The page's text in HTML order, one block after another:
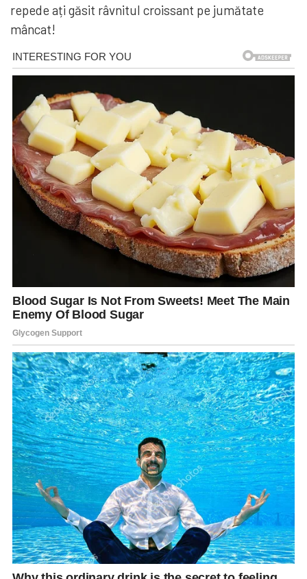
repede ați găsit râvnitul croissant pe jumătate
mâncat!